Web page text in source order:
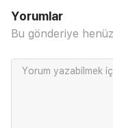
Yorumlar
Bu gönderiye
Yorum yazabilmek